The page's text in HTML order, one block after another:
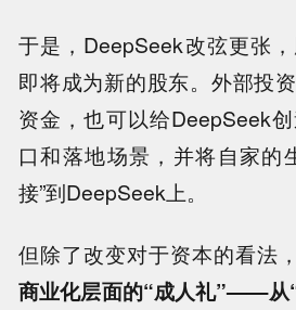
于是，DeepSeek改弦更张
即将成为新的股东。外部投
资金，也可以给DeepSeek
口和落地场景，并将自家的
接”到DeepSeek上。
但除了改变对于资本的看法，
商业化层面的“成人礼”——从